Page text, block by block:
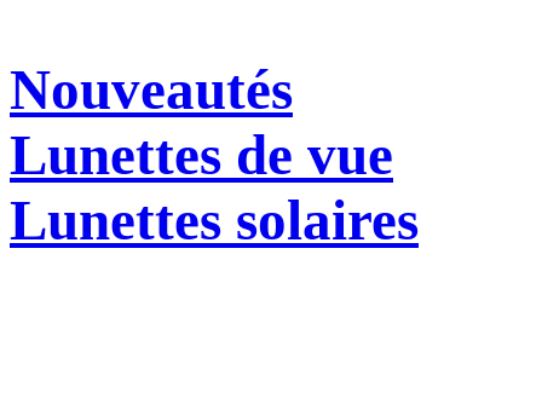
Nouveautés
Lunettes de vue
Lunettes solaires